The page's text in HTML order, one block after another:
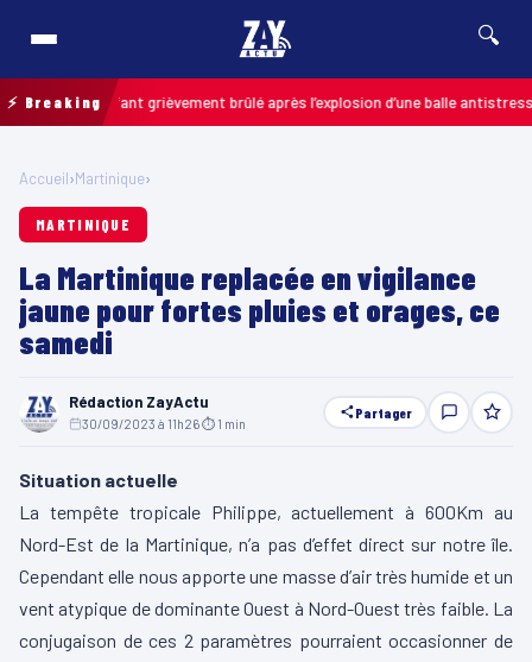
🔍
⚡ Breaking
: un enfant grièvement brûlé après l’explosion d’une balle antistress
Accueil›Martinique›
MARTINIQUE
La Martinique replacée en vigilance
jaune pour fortes pluies et orages, ce
samedi
Rédaction ZayActu
30/09/2023 à 11h26⏱ 1 min
Partager
Situation actuelle
La tempête tropicale Philippe, actuellement à 600Km au
Nord-Est de la Martinique, n’a pas d’effet direct sur notre île.
Cependant elle nous apporte une masse d’air très humide et un
vent atypique de dominante Ouest à Nord-Ouest très faible. La
conjugaison de ces 2 paramètres pourraient occasionner de